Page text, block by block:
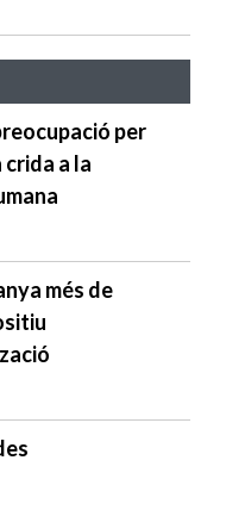
per
a la
més de